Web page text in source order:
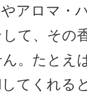
アロマ・
て、その
。たとえ
てくれる